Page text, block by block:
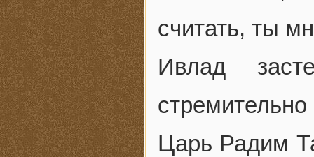
считать, ты
Ивлад
Царь Радим